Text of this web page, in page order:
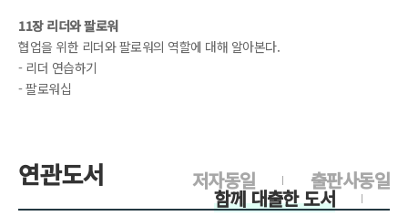
11장 리더와 팔로워
협업을 위한 리더와 팔로워의 역할에 대해 알아본다.
- 리더 연습하기
- 팔로워십
연관도서 출판사동일
저자동일
함께 대출한 도서